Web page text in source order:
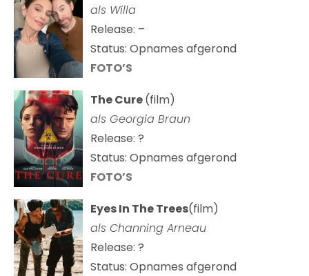
als Willa
Release: –
Status: Opnames afgerond
FOTO’S
The Cure(film)
als Georgia Braun
Release: ?
Status: Opnames afgerond
FOTO’S
Eyes In The Trees(film)
als Channing Arneau
Release: ?
Status: Opnames afgerond